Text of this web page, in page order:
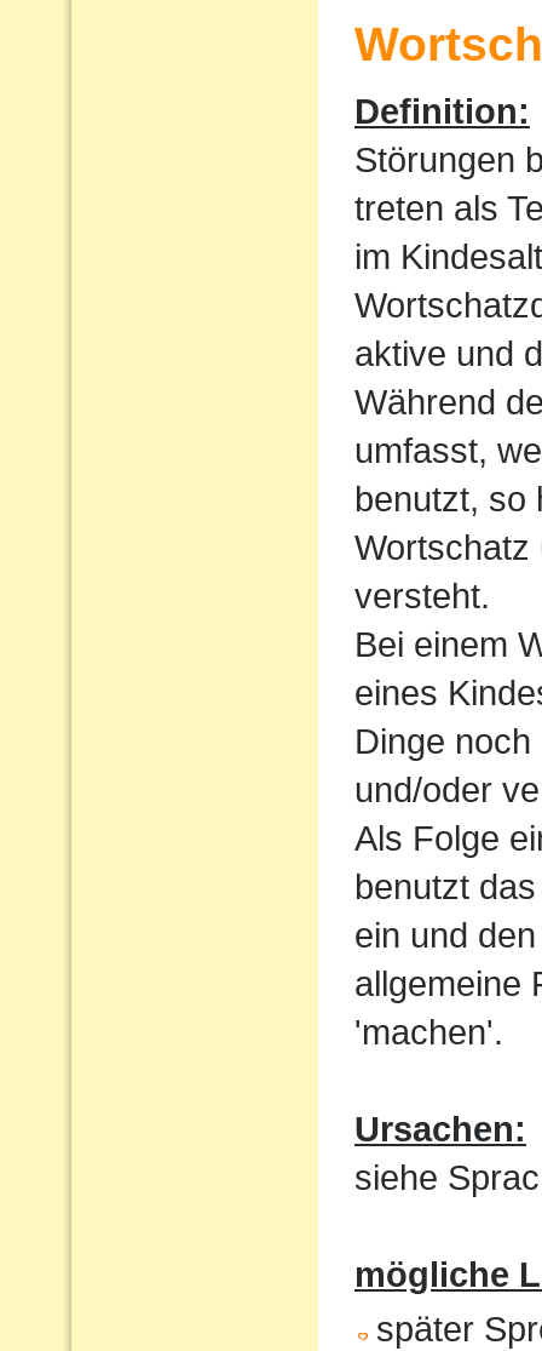
Definition:
Störungen
treten als
im
aktive und
Während
umfasst,
benutzt, so
Wortschatz
versteht.
Bei einem
eines
Dinge
und/oder
Als Folge
benutzt
ein und
allgemeine
'machen'.
Ursachen:
siehe
mögliche
später